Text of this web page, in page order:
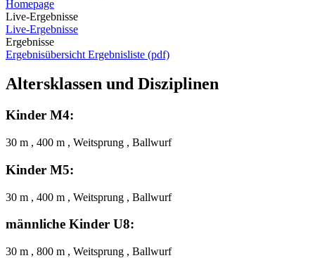
Homepage
Live-Ergebnisse
Live-Ergebnisse
Ergebnisse
Ergebnisübersicht Ergebnisliste (pdf)
Altersklassen und Disziplinen
Kinder M4:
30 m , 400 m , Weitsprung , Ballwurf
Kinder M5:
30 m , 400 m , Weitsprung , Ballwurf
männliche Kinder U8:
30 m , 800 m , Weitsprung , Ballwurf